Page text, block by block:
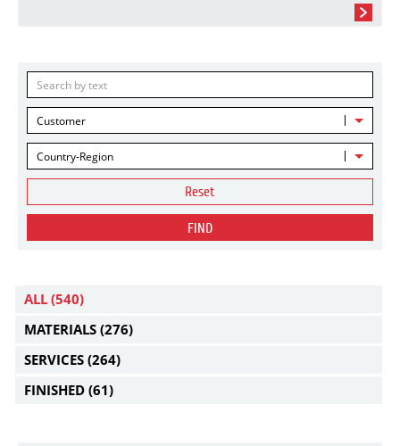
Customer
Country-Region
Reset
FIND
ALL (540)
MATERIALS (276)
SERVICES (264)
FINISHED (61)